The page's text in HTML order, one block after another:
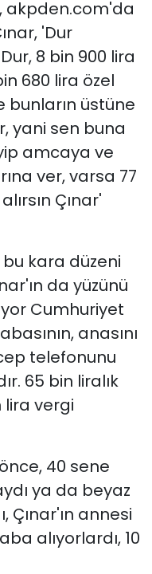
akpden.com'da
'Dur
8 bin 900 lira
680 lira özel
bunların üstüne
yani sen buna
amcaya ve
ver, varsa 77
Çınar'
kara düzeni
da yüzünü
Cumhuriyet
anasını
telefonunu
65 bin liralık
vergi
40 sene
ya da beyaz
Çınar'ın annesi
alıyorlardı, 10